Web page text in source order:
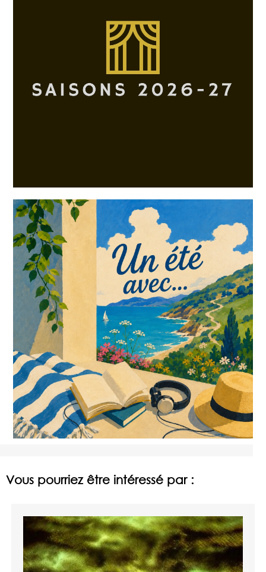
Vous pourriez être intéressé par :